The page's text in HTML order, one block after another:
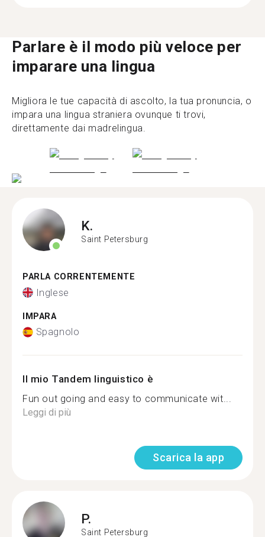
Parlare è il modo più veloce per
imparare una lingua
Migliora le tue capacità di ascolto, la tua pronuncia, o
impara una lingua straniera ovunque ti trovi,
direttamente dai madrelingua.
K.
Saint Petersburg
PARLA CORRENTEMENTE
Inglese
IMPARA
Spagnolo
Il mio Tandem linguistico è
Fun out going and easy to communicate wit...
Leggi di più
Scarica la app
P.
Saint Petersburg